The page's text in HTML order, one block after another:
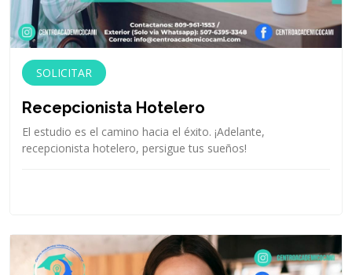
SOLICITAR
Recepcionista Hotelero
El estudio es el camino hacia el éxito. ¡Adelante,
recepcionista hotelero, persigue tus sueños!